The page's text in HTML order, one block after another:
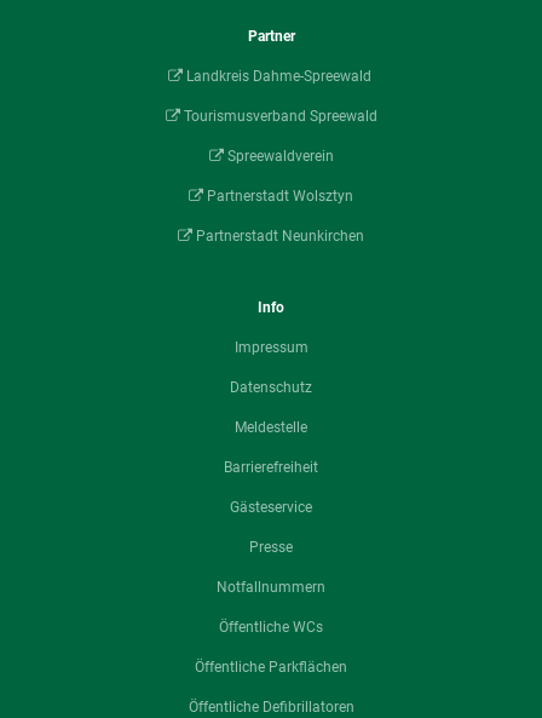
Partner
Landkreis Dahme-Spreewald
Tourismusverband Spreewald
Spreewaldverein
Partnerstadt Wolsztyn
Partnerstadt Neunkirchen
Info
Impressum
Datenschutz
Meldestelle
Barrierefreiheit
Gästeservice
Presse
Notfallnummern
Öffentliche WCs
Öffentliche Parkflächen
Öffentliche Defibrillatoren